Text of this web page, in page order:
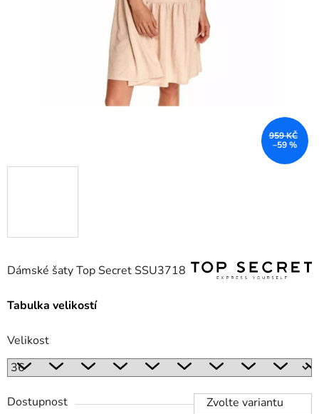
Dámské šaty Top Secret SSU3718
Tabulka velikostí
Velikost
Dostupnost
Zvolte variantu
959 KČ
–59 %